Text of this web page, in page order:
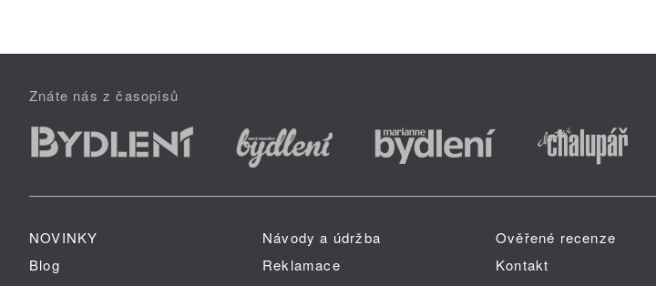
Znáte nás z časopisů
NOVINKY
Blog
Návody a údržba
Reklamace
Ověřené recenze
Kontakt